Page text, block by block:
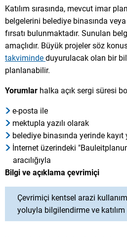
Katılım sırasında, mevcut imar
belgelerini belediye binasında
fırsatı bulunmaktadır. Sunulan
amaçlıdır. Büyük projeler söz
takviminde duyurulacak olan bir
planlanabilir.
Yorumlar halka açık sergi süresi
e-posta ile
mektupla yazılı olarak
belediye binasında yerinde kayıt
İnternet üzerindeki
aracılığıyla
Bilgi ve açıklama çevrimiçi
Çevrimiçi kentsel arazi
yoluyla bilgilendirme ve katılım